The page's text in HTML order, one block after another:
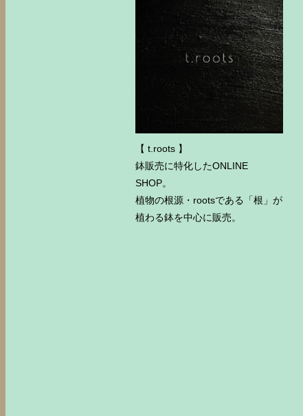
【 t.roots 】
鉢販売に特化したONLINE
SHOP。
植物の根源・rootsである「根」が
植わる鉢を中心に販売。